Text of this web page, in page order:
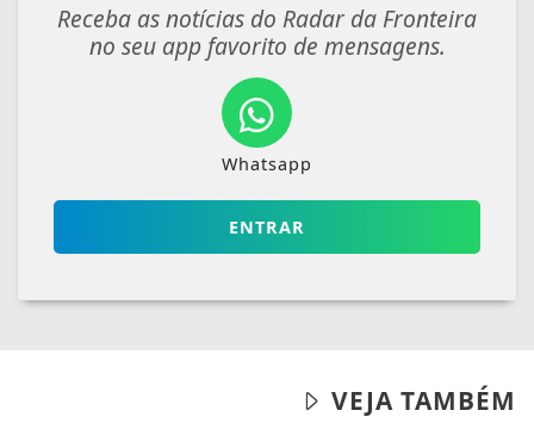
Receba as notícias do Radar da Fronteira
no seu app favorito de mensagens.
Whatsapp
ENTRAR
VEJA TAMBÉM